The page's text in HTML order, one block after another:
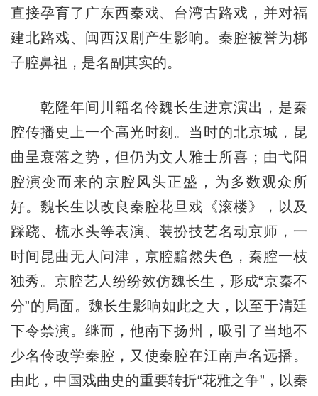
直接孕育了广东西秦戏、台湾古路戏，并对福
建北路戏、闽西汉剧产生影响。秦腔被誉为梆
子腔鼻祖，是名副其实的。
乾隆年间川籍名伶魏长生进京演出，是秦
腔传播史上一个高光时刻。当时的北京城，昆
曲呈衰落之势，但仍为文人雅士所喜；由弋阳
腔演变而来的京腔风头正盛，为多数观众所
好。魏长生以改良秦腔花旦戏《滚楼》，以及
踩跷、梳水头等表演、装扮技艺名动京师，一
时间昆曲无人问津，京腔黯然失色，秦腔一枝
独秀。京腔艺人纷纷效仿魏长生，形成“京秦不
分”的局面。魏长生影响如此之大，以至于清廷
下令禁演。继而，他南下扬州，吸引了当地不
少名伶改学秦腔，又使秦腔在江南声名远播。
由此，中国戏曲史的重要转折“花雅之争”，以秦